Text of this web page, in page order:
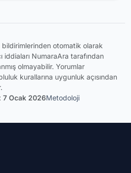
bildirimlerinden otomatik olarak
iddiaları NumaraAra tarafından
olmayabilir. Yorumlar
kurallarına uygunluk açısından
7 Ocak 2026Metodoloji